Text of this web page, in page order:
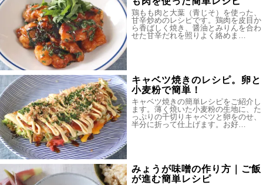
鶏もも肉と大葉（青じそ）を使った、
甘辛炒めのレシピです。鶏肉を皮目か
ら香ばしく焼き、醤油とみりんを合わ
せた甘辛だれを照りよく絡めま…
キャベツ焼きのレシピ。卵と
小麦粉で簡単！
キャベツ焼きの簡単レシピをご紹介し
ます。薄く焼いた小麦粉の生地に、た
っぷりの千切りキャベツと卵をのせ、
半分に折って仕上げます。お好…
みょうが味噌の作り方｜ご飯
が進む簡単レシピ